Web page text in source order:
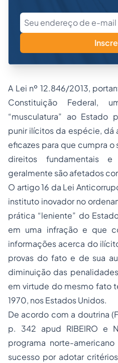
A Lei nº 12.846/2013,
Constituição Federal,
“musculatura” ao Estado
punir ilícitos da espécie, dá
eficazes para que cumpra
direitos fundamentais
geralmente são afetados
O artigo 16 da Lei
instituto inovador no
prática “leniente” do
em uma infração e que
informações acerca do
provas do fato e de sua
diminuição das
em virtude do mesmo fato
1970, nos Estados Unidos.
De acordo com a doutrina
p. 342 apud RIBEIRO e
programa norte-
sucesso por adotar